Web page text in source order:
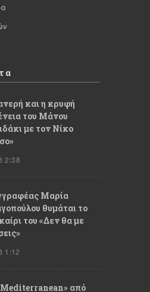
και η κρυφή
του Μάνου
με τον Νίκο
2:38
Μαρία
θυμάται το
του «Δεν θα με
1:12
από